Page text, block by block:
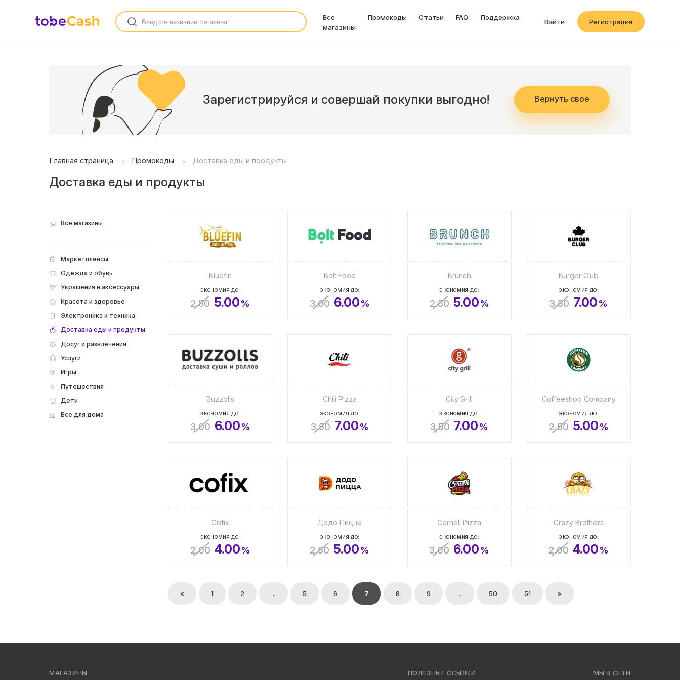
Все
магазины
Промокоды Статьи FAQ Поддержка
Войти Регистрация
Зарегистрируйся и совершай покупки выгодно! Вернуть свое
Главная страница Промокоды Доставка еды и продукты
Доставка еды и продукты
Все магазины
Маркетплейсы
Одежда и обувь
Украшения и аксессуары
Красота и здоровье
Электроника и техника
Доставка еды и продукты
Досуг и развлечения
Услуги
Игры
Путешествия
Дети
Все для дома
Bluefin
ЭКОНОМИЯ ДО:
2.50 5.00%
Bolt Food
ЭКОНОМИЯ ДО:
3.00 6.00%
Brunch
ЭКОНОМИЯ ДО:
2.50 5.00%
Burger Club
ЭКОНОМИЯ ДО:
3.50 7.00%
Buzzolls
ЭКОНОМИЯ ДО:
3.00 6.00%
Chili Pizza
ЭКОНОМИЯ ДО:
3.50 7.00%
City Grill
ЭКОНОМИЯ ДО:
3.50 7.00%
Coffeeshop Company
ЭКОНОМИЯ ДО:
2.50 5.00%
Cofix
ЭКОНОМИЯ ДО:
2.00 4.00%
Додо Пицца
ЭКОНОМИЯ ДО:
2.50 5.00%
Corneli Pizza
ЭКОНОМИЯ ДО:
3.00 6.00%
Crazy Brothers
ЭКОНОМИЯ ДО:
2.00 4.00%
« 1 2 ... 5 6 7 8 9 ... 50 51 »
МАГАЗИНЫ ПОЛЕЗНЫЕ ССЫЛКИ МЫ В СЕТИ